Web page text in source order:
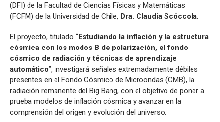
(DFI) de la Facultad de Ciencias Físicas y Matemáticas
(FCFM) de la Universidad de Chile, Dra. Claudia Scóccola.
El proyecto, titulado “Estudiando la inflación y la estructura
cósmica con los modos B de polarización, el fondo
cósmico de radiación y técnicas de aprendizaje
automático”, investigará señales extremadamente débiles
presentes en el Fondo Cósmico de Microondas (CMB), la
radiación remanente del Big Bang, con el objetivo de poner a
prueba modelos de inflación cósmica y avanzar en la
comprensión del origen y evolución del universo.